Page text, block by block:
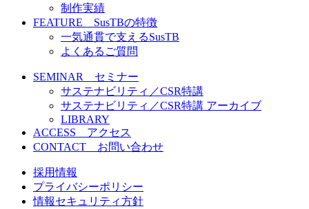
制作実績
FEATURE SusTBの特徴
一気通貫で支えるSusTB
よくあるご質問
SEMINAR セミナー
サステナビリティ／CSR特講
サステナビリティ／CSR特講 アーカイブ
LIBRARY
ACCESS アクセス
CONTACT お問い合わせ
採用情報
プライバシーポリシー
情報セキュリティ方針